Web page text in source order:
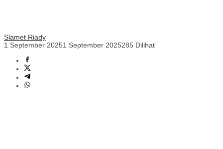
Slamet Riady
1 September 20251 September 2025285 Dilihat